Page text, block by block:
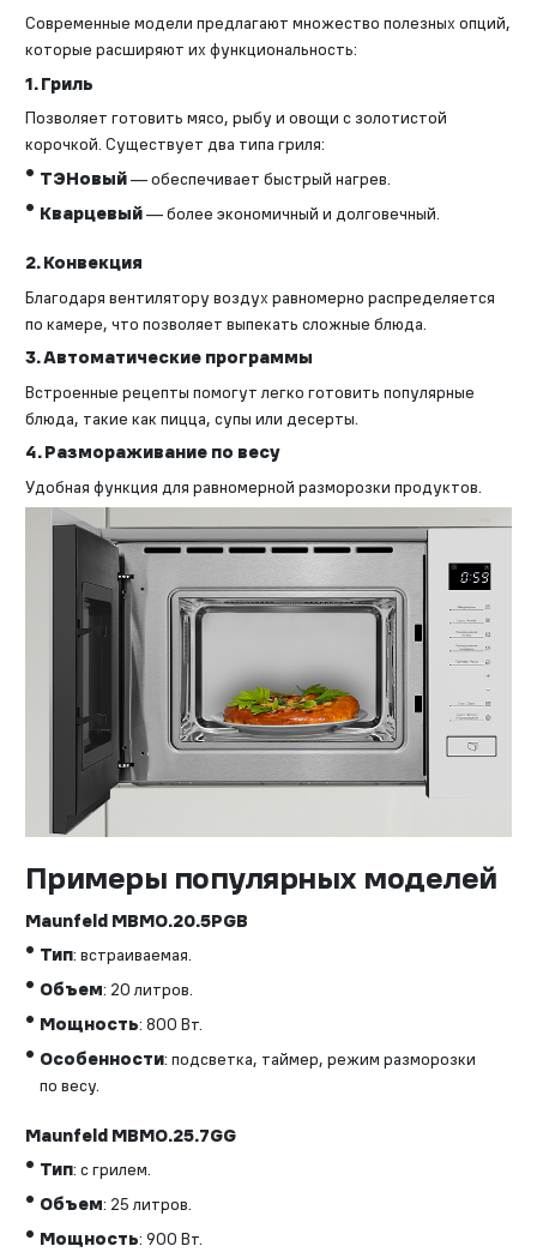
Современные модели предлагают множество полезных опций,
которые расширяют их функциональность:
1. Гриль
Позволяет готовить мясо, рыбу и овощи с золотистой
корочкой. Существует два типа гриля:
ТЭНовый— обеспечивает быстрый нагрев.
Кварцевый— более экономичный и долговечный.
2. Конвекция
Благодаря вентилятору воздух равномерно распределяется
по камере, что позволяет выпекать сложные блюда.
3. Автоматические программы
Встроенные рецепты помогут легко готовить популярные
блюда, такие как пицца, супы или десерты.
4. Размораживание по весу
Удобная функция для равномерной разморозки продуктов.
Примеры популярных моделей
Maunfeld MBMO.20.5PGB
Тип: встраиваемая.
Объем: 20 литров.
Мощность: 800 Вт.
Особенности: подсветка, таймер, режим разморозки
по весу.
Maunfeld MBMO.25.7GG
Тип: с грилем.
Объем: 25 литров.
Мощность: 900 Вт.